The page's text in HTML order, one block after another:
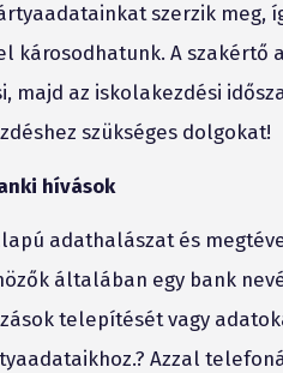
szerzik meg,
károsodhatunk. A
majd az iskolakezdési
szükséges dolgokat!
hívások
adathalászat és
általában egy bank
telepítését vagy
Azzal